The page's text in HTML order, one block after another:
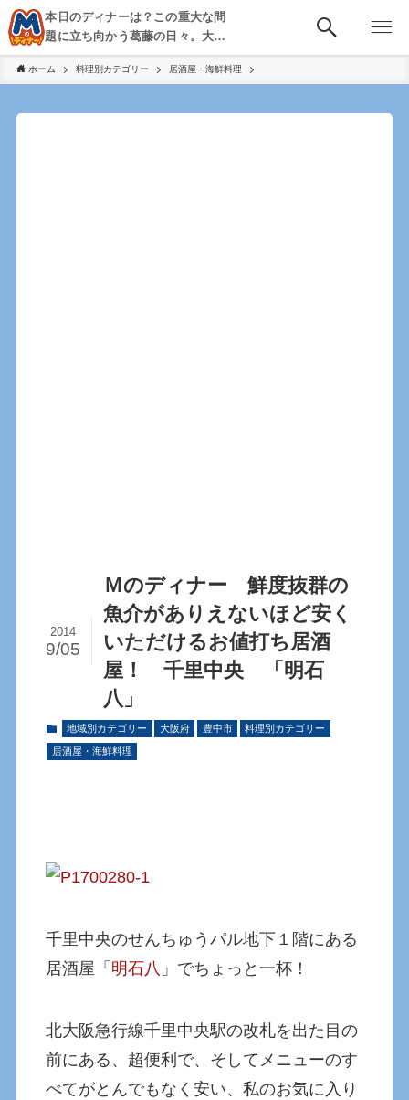
本日のディナーは？この重大な問
題に立ち向かう葛藤の日々。大
阪・京都・神戸を中心とした食べ
歩き、飲み歩きを綴る。
ホーム 料理別カテゴリー 居酒屋・海鮮料理
Ｍのディナー 鮮度抜群の
魚介がありえないほど安く
いただけるお値打ち居酒
屋！ 千里中央 「明石
八」
2014
9/05
地域別カテゴリー 大阪府 豊中市 料理別カテゴリー
居酒屋・海鮮料理
千里中央のせんちゅうパル地下１階にある
居酒屋「 明石八 」でちょっと一杯！
北大阪急行線千里中央駅の改札を出た目の
前にある、超便利で、そしてメニューのす
べてがとんでもなく安い、私のお気に入り